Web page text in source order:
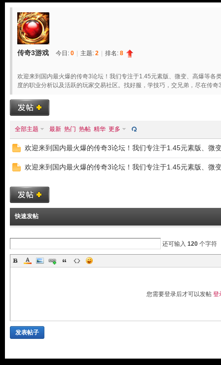
›
传奇3游戏 今日: 0 主题: 2 排名: 8
欢迎来到国内最火爆的传奇3论坛！我们专注于1.45元素版、微变、高爆等
度的职业分析以及活跃的玩家交易社区。找好服，学技巧，交兄弟，尽在传奇
全部主题 最新 热门 热帖 精华 更多
欢迎来到国内最火爆的传奇3论坛！我们专注于1.45元素版、微
欢迎来到国内最火爆的传奇3论坛！我们专注于1.45元素版、微
快速发帖
还可输入 120个字符
您需要登录后才可以发帖 登
发表帖子